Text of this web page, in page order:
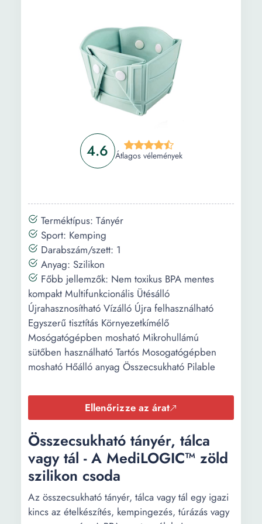
4.6 Átlagos vélemények
Terméktípus: Tányér
Sport: Kemping
Darabszám/szett: 1
Anyag: Szilikon
Főbb jellemzők: Nem toxikus BPA mentes
kompakt Multifunkcionális Ütésálló
Újrahasznosítható Vízálló Újra felhasználható
Egyszerű tisztítás Környezetkímélő
Mosógatógépben mosható Mikrohullámú
sütőben használható Tartós Mosogatógépben
mosható Hőálló anyag Összecsukható Pilable
Ellenőrizze az árat
Összecsukható tányér, tálca
vagy tál - A MediLOGIC™ zöld
szilikon csoda
Az összecsukható tányér, tálca vagy tál egy igazi
kincs az ételkészítés, kempingezés, túrázás vagy
Vásárlási útmutató
Gyakori kérdések